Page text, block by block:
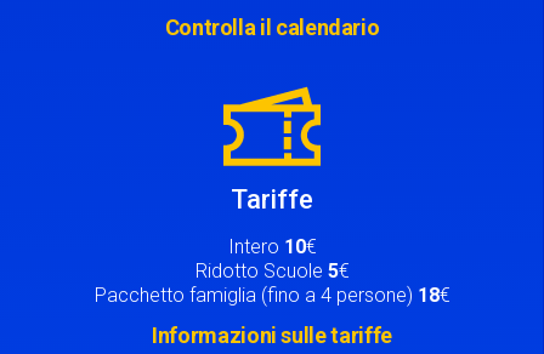
Controlla il calendario
Tariffe
Intero 10€
Ridotto Scuole 5€
Pacchetto famiglia (fino a 4 persone) 18€
Informazioni sulle tariffe